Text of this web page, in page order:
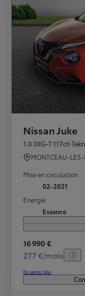
Nissan Juke
1.0 DIG-T 117ch
MONTCEAU-
Mise en circulation
02-2021
Energie
Essence
16 990 €
277 €/mois
En savoir plus